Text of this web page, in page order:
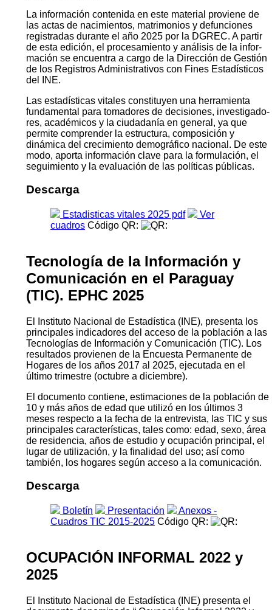
La información contenida en este material proviene de
las actas de nacimientos, matrimonios y defunciones
registradas durante el año 2025 por la DGREC. A partir
de esta edición, el procesamiento y análisis de la infor­
mación se encuentra a cargo de la Dirección de Gestión
de los Registros Administrativos con Fines Estadísticos
del INE.
Las estadísticas vitales constituyen una herramienta
fundamental para tomadores de decisiones, investigado­
res, académicos y la ciudadanía en general, ya que
permite comprender la estructura, composición y
dinámica del crecimiento demográfico nacional. De este
modo, aporta información clave para la formulación, el
segui­miento y la evaluación de las políticas públicas.
Descarga
Estadisticas vitales 2025 pdf
Ver
cuadros Código QR:
Tecnología de la Información y
Comunicación en el Paraguay
(TIC). EPHC 2025
El Instituto Nacional de Estadística (INE), presenta los
principales indicadores del acceso de la población a las
Tecnologías de Información y Comunicación (TIC). Los
resultados provienen de la Encuesta Permanente de
Hogares de los años 2017 al 2025, ejecutada en el
último trimestre (octubre a diciembre).
El documento contiene, estimaciones de la población de
10 y más años de edad que utilizó en los últimos 3
meses respecto a la fecha de la entrevista, las TIC y sus
principales características, tales como: edad, sexo, área
de residencia, años de estudio y ocupación principal, el
lugar de utilización, y la finalidad del uso; así como
también, los hogares según acceso a la comunicación.
Descarga
Boletín Presentación
Anexos -
Cuadros TIC 2015-2025 Código QR:
OCUPACIÓN INFORMAL 2022 y
2025
El Instituto Nacional de Estadística (INE) presenta el